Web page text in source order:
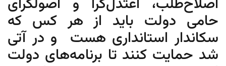
اصلاح‌طلب، اعتدل‌گرا و اصولگرای
حامی دولت باید از هر کس که
سکاندار استانداری هست و در آتی
شد حمایت کنند تا برنامه‌های دولت